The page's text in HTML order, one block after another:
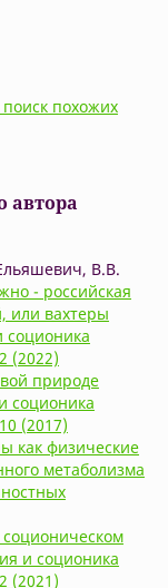
похожих
автора
В.В.
- российская
или вахтеры
соционика
(2022)
природе
соционика
(2017)
как физические
метаболизма
и соционика
(2021)